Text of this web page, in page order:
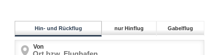
Hin- und Rückflug nur Hinflug Gabelflug
Von